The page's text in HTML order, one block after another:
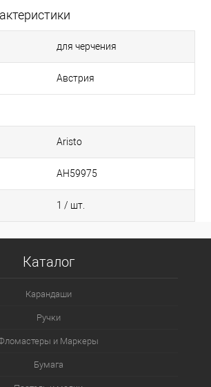
для черчения
Австрия
Aristo
AH59975
1 / шт.
Каталог
Карандаши
Ручки
и Маркеры
Бумага